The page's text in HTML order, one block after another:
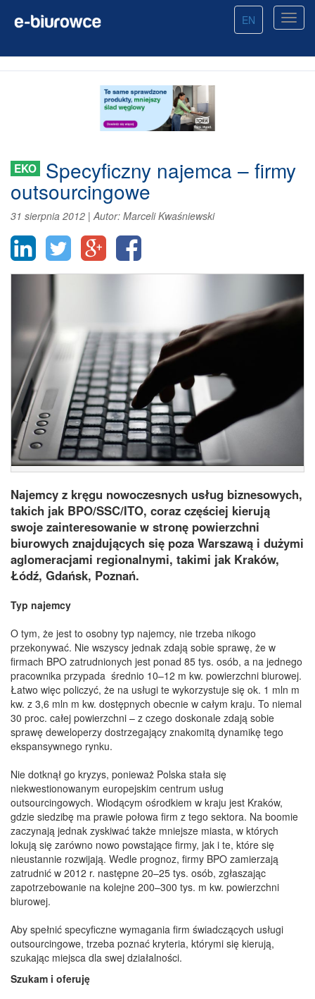
EN
EKO Specyficzny najemca – firmy
outsourcingowe
31 sierpnia 2012 |Autor: Marceli Kwaśniewski
Najemcy z kręgu nowoczesnych usług biznesowych,
takich jak BPO/SSC/ITO, coraz częściej kierują
swoje zainteresowanie w stronę powierzchni
biurowych znajdujących się poza Warszawą i dużymi
aglomeracjami regionalnymi, takimi jak Kraków,
Łódź, Gdańsk, Poznań.
Typ najemcy
O tym, że jest to osobny typ najemcy, nie trzeba nikogo
przekonywać. Nie wszyscy jednak zdają sobie sprawę, że w
firmach BPO zatrudnionych jest ponad 85 tys. osób, a na jednego
pracownika przypada średnio 10–12 m kw. powierzchni biurowej.
Łatwo więc policzyć, że na usługi te wykorzystuje się ok. 1 mln m
kw. z 3,6 mln m kw. dostępnych obecnie w całym kraju. To niemal
30 proc. całej powierzchni – z czego doskonale zdają sobie
sprawę deweloperzy dostrzegający znakomitą dynamikę tego
ekspansywnego rynku.
Nie dotknął go kryzys, ponieważ Polska stała się
niekwestionowanym europejskim centrum usług
outsourcingowych. Wiodącym ośrodkiem w kraju jest Kraków,
gdzie siedzibę ma prawie połowa firm z tego sektora. Na boomie
zaczynają jednak zyskiwać także mniejsze miasta, w których
lokują się zarówno nowo powstające firmy, jak i te, które się
nieustannie rozwijają. Wedle prognoz, firmy BPO zamierzają
zatrudnić w 2012 r. następne 20–25 tys. osób, zgłaszając
zapotrzebowanie na kolejne 200–300 tys. m kw. powierzchni
biurowej.
Aby spełnić specyficzne wymagania firm świadczących usługi
outsourcingowe, trzeba poznać kryteria, którymi się kierują,
szukając miejsca dla swej działalności.
Szukam i oferuję